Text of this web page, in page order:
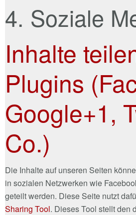
4. Soziale
Inhalte
Plugins
Google+1,
Co.)
Die Inhalte auf unseren Seiten
in sozialen Netzwerken wie
geteilt werden. Diese Seite nutzt
Sharing Tool. Dieses Tool stellt den